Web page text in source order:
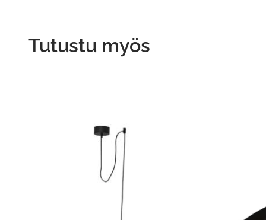
Tutustu myös